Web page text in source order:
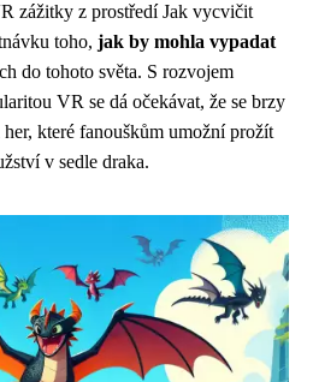
zážitky z prostředí Jak vycvičit
toho, jak by mohla vypadat
do tohoto světa. S rozvojem
VR se dá očekávat, že se brzy
které fanouškům umožní prožít
v sedle draka.